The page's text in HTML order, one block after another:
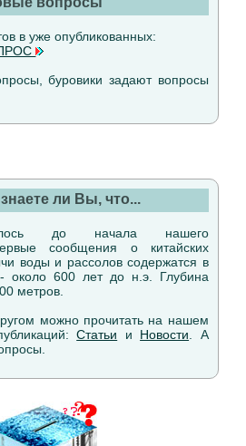
в уже опубликованных:
буровики задают вопросы
знаете ли Вы, что...
до начала нашего
сообщения о китайских
воды и рассолов содержатся в
около 600 лет до н.э. Глубина
метров.
можно прочитать на нашем
Статьи и Новости . А